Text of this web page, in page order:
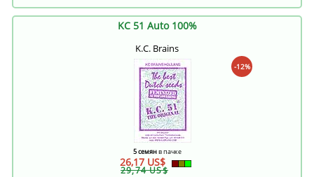
KC 51 Auto 100%
K.C. Brains
-12%
5 семянв пачке
26,17 US$
29,74 US$